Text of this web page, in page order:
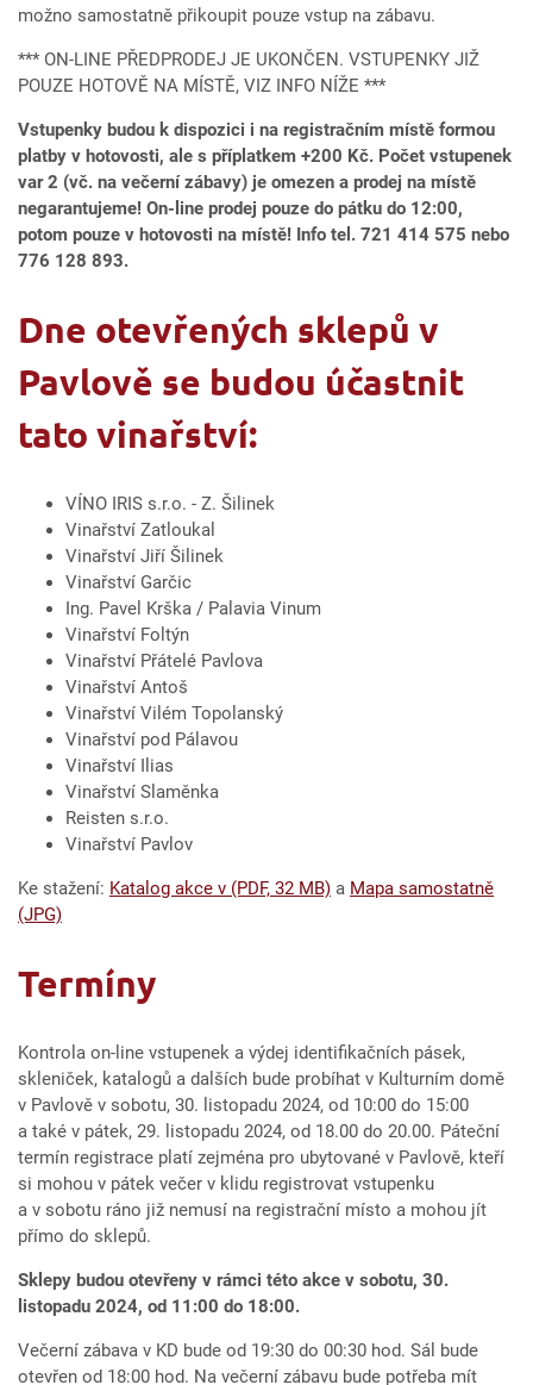
možno samostatně přikoupit pouze vstup na zábavu.
*** ON-LINE PŘEDPRODEJ JE UKONČEN. VSTUPENKY JIŽ
POUZE HOTOVĚ NA MÍSTĚ, VIZ INFO NÍŽE ***
Vstupenky budou k dispozici i na registračním místě formou
platby v hotovosti, ale s příplatkem +200 Kč. Počet vstupenek
var 2 (vč. na večerní zábavy) je omezen a prodej na místě
negarantujeme! On-line prodej pouze do pátku do 12:00,
potom pouze v hotovosti na místě! Info tel. 721 414 575 nebo
776 128 893.
Dne otevřených sklepů v
Pavlově se budou účastnit
tato vinařství:
VÍNO IRIS s.r.o. - Z. Šilinek
Vinařství Zatloukal
Vinařství Jiří Šilinek
Vinařství Garčic
Ing. Pavel Krška / Palavia Vinum
Vinařství Foltýn
Vinařství Přátelé Pavlova
Vinařství Antoš
Vinařství Vilém Topolanský
Vinařství pod Pálavou
Vinařství Ilias
Vinařství Slaměnka
Reisten s.r.o.
Vinařství Pavlov
Ke stažení: Katalog akce v (PDF, 32 MB) a Mapa samostatně
(JPG)
Termíny
Kontrola on-line vstupenek a výdej identifikačních pásek,
skleniček, katalogů a dalších bude probíhat v Kulturním domě
v Pavlově v sobotu, 30. listopadu 2024, od 10:00 do 15:00
a také v pátek, 29. listopadu 2024, od 18.00 do 20.00. Páteční
termín registrace platí zejména pro ubytované v Pavlově, kteří
si mohou v pátek večer v klidu registrovat vstupenku
a v sobotu ráno již nemusí na registrační místo a mohou jít
přímo do sklepů.
Sklepy budou otevřeny v rámci této akce v sobotu, 30.
listopadu 2024, od 11:00 do 18:00.
Večerní zábava v KD bude od 19:30 do 00:30 hod. Sál bude
otevřen od 18:00 hod. Na večerní zábavu bude potřeba mít